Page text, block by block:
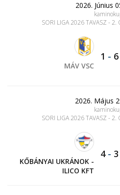
2026. Június
SORI LIGA 2026 TAVASZ - 2.
MÁV VSC
1 - 6
2026. Május
SORI LIGA 2026 TAVASZ - 2.
KŐBÁNYAI UKRÁNOK -
ILICO KFT
4- 3